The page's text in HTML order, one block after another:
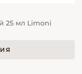
25 мл Limoni